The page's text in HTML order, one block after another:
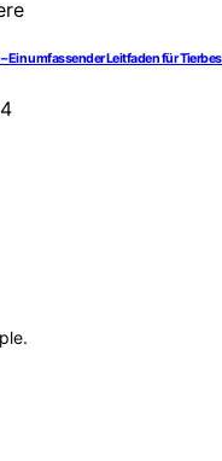
Ein umfassender Leitfaden für